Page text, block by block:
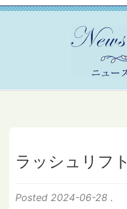
ラッシュリフト
Posted 2024-06-28 .